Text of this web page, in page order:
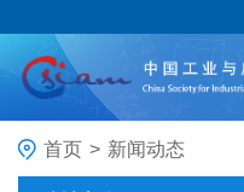
首页 > 新闻动态